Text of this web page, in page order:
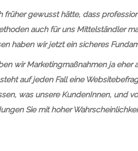
früher gewusst hätte, dass
auch für uns Mittelständler
haben wir jetzt ein sicheres
wir Marketingmaßnahmen ja
auf jeden Fall eine
was unsere KundenInnen, und
Sie mit hoher